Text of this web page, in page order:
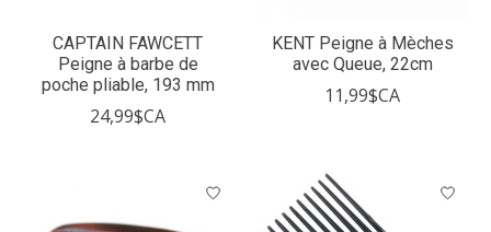
CAPTAIN FAWCETT
Peigne à barbe de
poche pliable, 193 mm
24,99$CA
KENT Peigne à Mèches
avec Queue, 22cm
11,99$CA